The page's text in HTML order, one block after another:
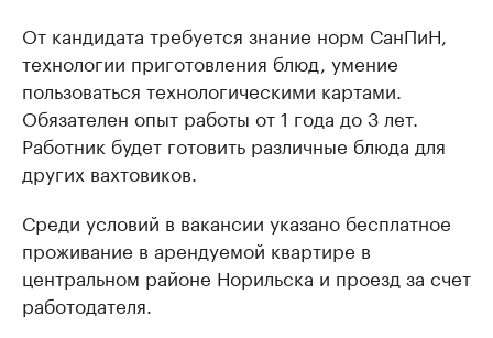
От кандидата требуется знание норм СанПиН,
технологии приготовления блюд, умение
пользоваться технологическими картами.
Обязателен опыт работы от 1 года до 3 лет.
Работник будет готовить различные блюда для
других вахтовиков.
Среди условий в вакансии указано бесплатное
проживание в арендуемой квартире в
центральном районе Норильска и проезд за счет
работодателя.